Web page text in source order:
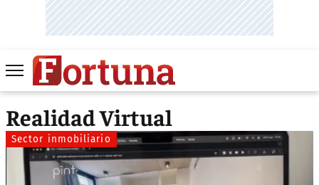
Realidad Virtual
Sector inmobiliario